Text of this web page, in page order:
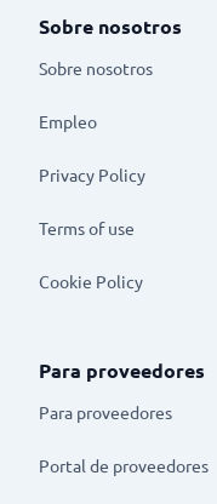
Sobre nosotros
Sobre nosotros
Empleo
Privacy Policy
Terms of use
Cookie Policy
Para proveedores
Para proveedores
Portal de proveedores